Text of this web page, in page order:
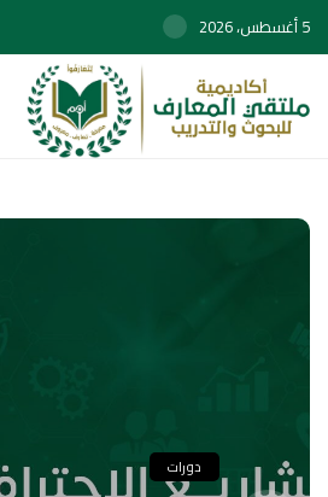
5 أغسطس، 2026
دورات